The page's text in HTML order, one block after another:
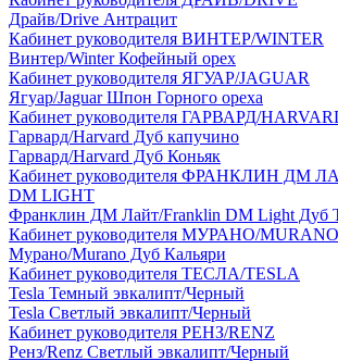
Драйв/Drive Антрацит
Кабинет руководителя ВИНТЕР/WINTER
Винтер/Winter Кофейный орех
Кабинет руководителя ЯГУАР/JAGUAR
Ягуар/Jaguar Шпон Горного ореха
Кабинет руководителя ГАРВАРД/
Гарвард/Harvard Дуб капучино
Гарвард/Harvard Дуб Коньяк
Кабинет руководителя ФРАНКЛИН ДМ
DM LIGHT
Франклин ДМ Лайт/Franklin DM Light Дуб
Кабинет руководителя МУРАНО/MURANO
Мурано/Murano Дуб Кальяри
Кабинет руководителя ТЕСЛА/TESLA
Tesla Темный эвкалипт/Черный
Tesla Светлый эвкалипт/Черный
Кабинет руководителя РЕНЗ/RENZ
Ренз/Renz Светлый эвкалипт/Черный